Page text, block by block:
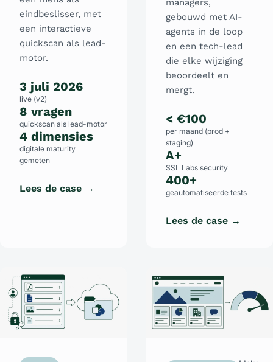
eindbeslisser, met
een interactieve
quickscan als lead-
motor.
3 juli 2026
live (v2)
8 vragen
quickscan als lead-motor
4 dimensies
digitale maturity
gemeten
Lees de case →
managers,
gebouwd met AI-
agents in de loop
en een tech-lead
die elke wijziging
beoordeelt en
mergt.
< €100
per maand (prod +
staging)
A+
SSL Labs security
400+
geautomatiseerde tests
Lees de case →